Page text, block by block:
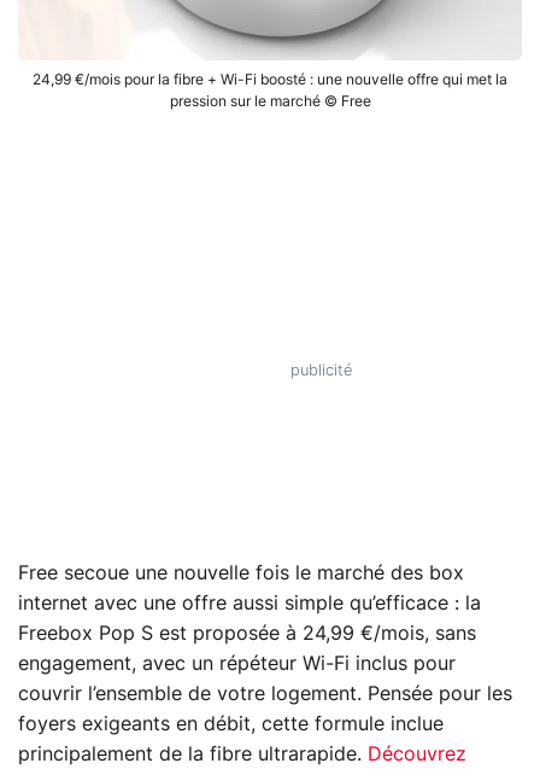
24,99 €/mois pour la fibre + Wi-Fi boosté : une nouvelle offre qui met la
pression sur le marché © Free
Free secoue une nouvelle fois le marché des box
internet avec une offre aussi simple qu’efficace : la
Freebox Pop S est proposée à 24,99 €/mois, sans
engagement, avec un répéteur Wi-Fi inclus pour
couvrir l’ensemble de votre logement. Pensée pour les
foyers exigeants en débit, cette formule inclue
principalement de la fibre ultrarapide. Découvrez